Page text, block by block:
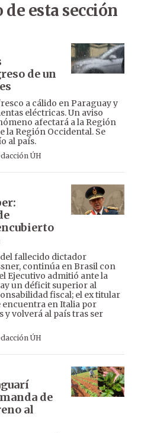
esta sección
de un
a cálido en Paraguay y
eléctricas. Un aviso
afectará a la Región
la Región Occidental. Se
al país.
ÚH
fallecido dictador
continúa en Brasil con
Ejecutivo admitió ante la
un déficit superior al
fiscal; el ex titular
encuentra en Italia por
y volverá al país tras ser
ÚH
de
al